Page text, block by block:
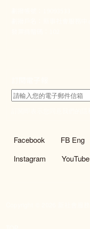
社群選單
Facebook FB Eng
Instagram
YouTube